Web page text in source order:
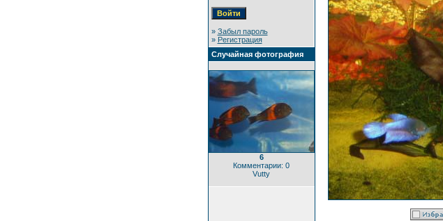
» Забыл пароль
» Регистрация
Случайная фотография
6
Комментарии: 0
Vutty